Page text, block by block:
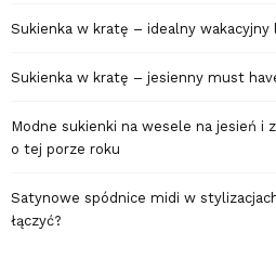
Sukienka w kratę – idealny wakacyjny
Sukienka w kratę – jesienny must
Modne sukienki na wesele na jesień i
o tej porze roku
Satynowe spódnice midi w
łączyć?